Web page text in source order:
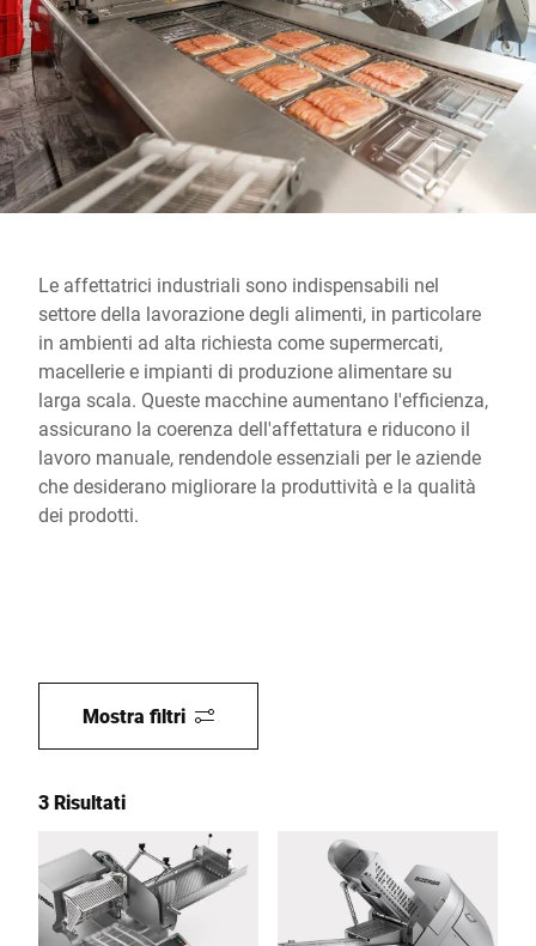
Sito web globale
Le affettatrici industriali sono indispensabili nel
settore della lavorazione degli alimenti, in particolare
in ambienti ad alta richiesta come supermercati,
macellerie e impianti di produzione alimentare su
larga scala. Queste macchine aumentano l'efficienza,
assicurano la coerenza dell'affettatura e riducono il
lavoro manuale, rendendole essenziali per le aziende
che desiderano migliorare la produttività e la qualità
dei prodotti.
Mostra filtri
3 Risultati